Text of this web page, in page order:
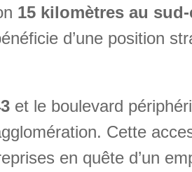
15 kilomètres au
d’une position
et le boulevard
Cette
en quête d’un